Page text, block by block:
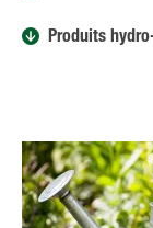
Produits